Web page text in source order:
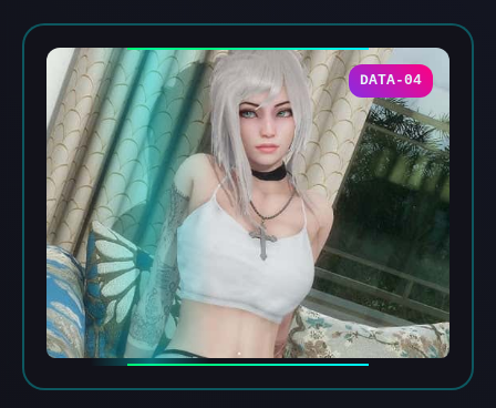
DATA-04